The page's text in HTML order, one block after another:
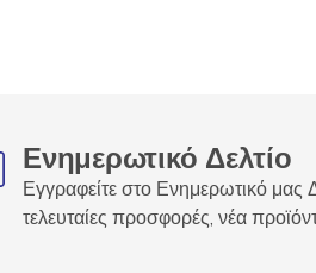
Ενημερωτικό Δελτίο
Εγγραφείτε στο Ενημερωτικό μας
τελευταίες προσφορές, νέα